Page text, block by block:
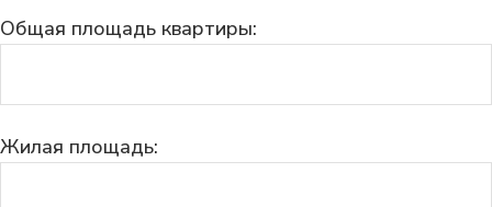
Общая площадь квартиры:
Жилая площадь: